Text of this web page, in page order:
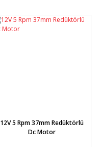
12V 5 Rpm 37mm Redüktörlü
Dc Motor